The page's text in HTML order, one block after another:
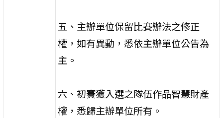
五、主辦單位保留比賽辦法之修正
權，如有異動，悉依主辦單位公告為
主。
六、初賽獲入選之隊伍作品智慧財產
權，悉歸主辦單位所有。